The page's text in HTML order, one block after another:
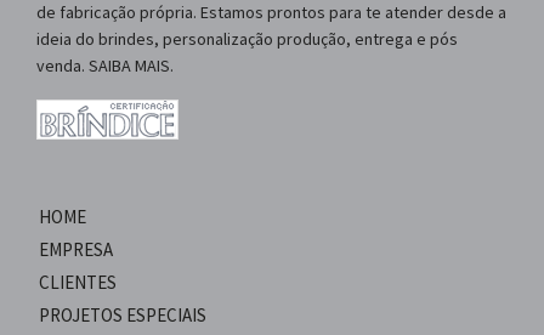
de fabricação própria. Estamos prontos para te atender desde a
ideia do brindes, personalização produção, entrega e pós
venda. SAIBA MAIS.
HOME
EMPRESA
CLIENTES
PROJETOS ESPECIAIS